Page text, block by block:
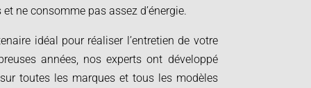
ne consomme pas assez d’énergie.
idéal pour réaliser l’entretien de votre
années, nos experts ont développé
toutes les marques et tous les modèles